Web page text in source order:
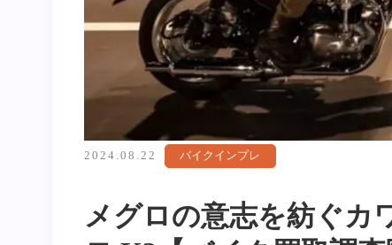
2024.08.22 バイクインプレ
メグロの意志を紡ぐ